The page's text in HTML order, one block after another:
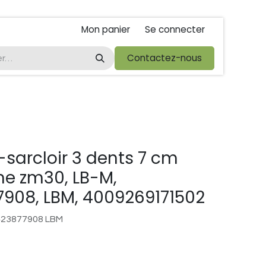
Mon panier Se connecter
foire de libramont Droit de rétractations
Contactez-nous
3 dents 7 cm
zm30, LB-M,
LBM, 4009269171502
LBM